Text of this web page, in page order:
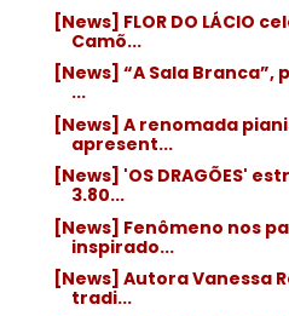
[News] FLOR DO LÁCIO
Camõ...
[News] “A Sala Branca”,
...
[News] A renomada
apresent...
[News] 'OS DRAGÕES'
3.80...
[News] Fenômeno nos
inspirado...
[News] Autora Vanessa
tradi...